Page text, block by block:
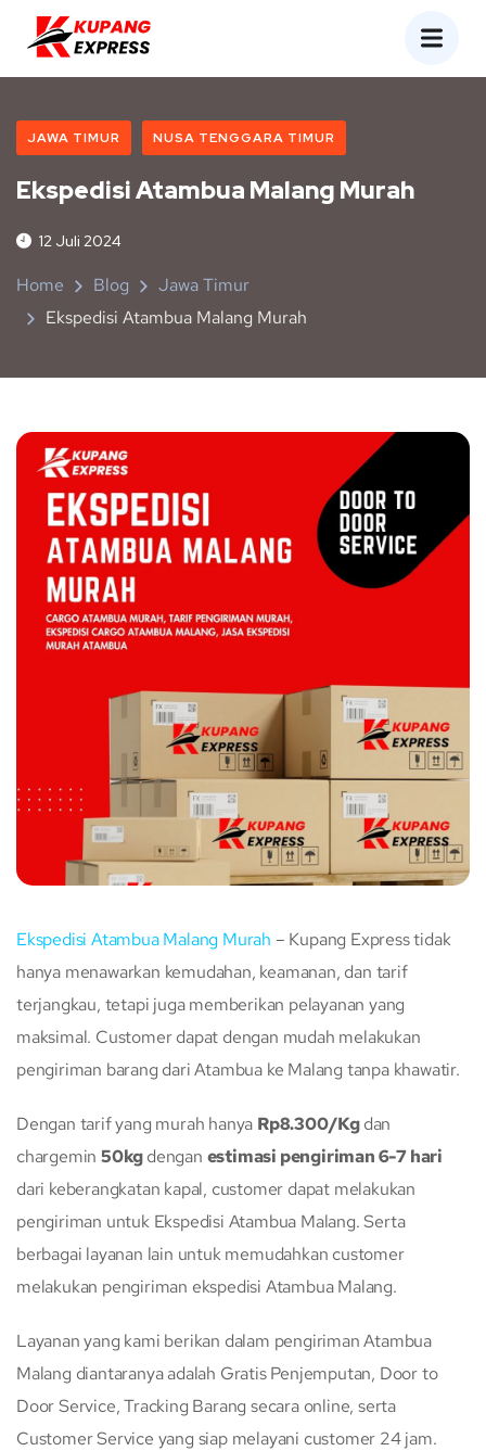
JAWA TIMUR NUSA TENGGARA TIMUR
Ekspedisi Atambua Malang Murah
12 Juli 2024
Home Blog
Jawa Timur
Ekspedisi Atambua Malang Murah
Ekspedisi Atambua Malang Murah – Kupang Express tidak
hanya menawarkan kemudahan, keamanan, dan tarif
terjangkau, tetapi juga memberikan pelayanan yang
maksimal. Customer dapat dengan mudah melakukan
pengiriman barang dari Atambua ke Malang tanpa khawatir.
Dengan tarif yang murah hanya Rp8.300/Kgdan
chargemin50kgdengan estimasi pengiriman 6-7 hari
dari keberangkatan kapal, customer dapat melakukan
pengiriman untuk Ekspedisi Atambua Malang. Serta
berbagai layanan lain untuk memudahkan customer
melakukan pengiriman ekspedisi Atambua Malang.
Layanan yang kami berikan dalam pengiriman Atambua
Malang diantaranya adalah Gratis Penjemputan, Door to
Door Service, Tracking Barang secara online, serta
Customer Service yang siap melayani customer 24 jam.